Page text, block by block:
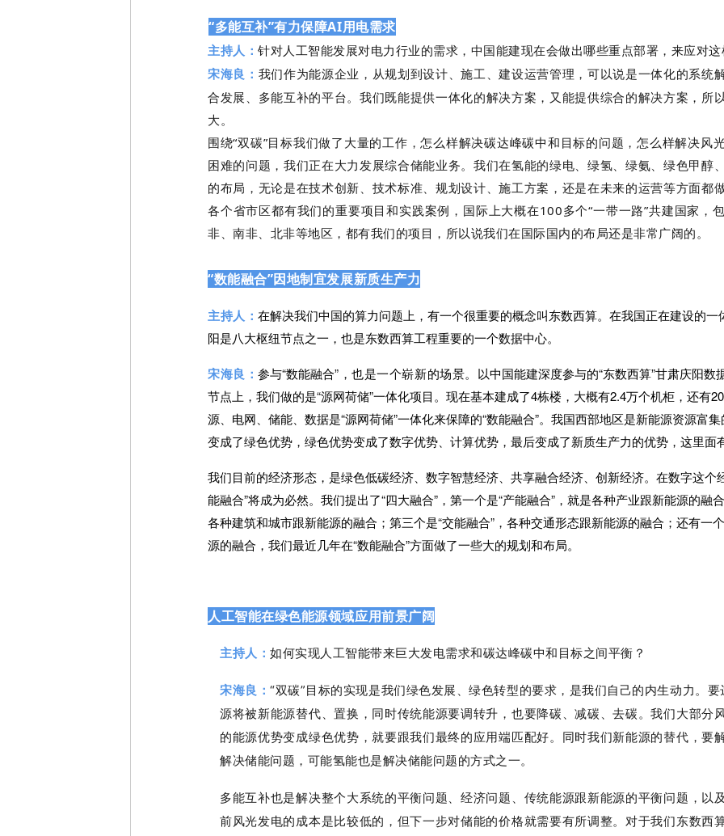
“多能互补”有力保障AI用电需求
主持人： 针对人工智能发展对电力行业的需求，中国能建现在会做出哪些重点部署，来应对
宋海良： 我们作为能源企业，从规划到设计、施工、建设运营管理，可以说是一体化的系统
合发展、多能互补的平台。我们既能提供一体化的解决方案，又能提供综合的解决方案，所
大。
围绕“双碳”目标我们做了大量的工作，怎么样解决碳达峰碳中和 目标的问题，怎么样解决风
困难的问题，我们正在大力发展综合储能业务。我们在氢能的绿电、绿氢、绿氨、绿色甲醇
的布局，无论是在技术创新、技术标准、规划设计、施工方案，还是在未来的运营等方面都
各个省市区都有我们的重要项目和实践案例，国际上大概在100多个“一带一路”共建国家，
非、南非、北非等地区，都有我们的项目，所以说我们在国际国内的布局还是非常广阔的。
“数能融合”因地制宜发展新质生产力
主持人： 在解决我们中国的算力问题上，有一个很重要的概念叫东数西算。在我国正在建设的
阳是八大枢纽节点之一，也是东数西算工程重要的一个数据中心。
宋海良： 参与“数能融合”，也是一个崭新的场景。 以中国能建深度参与的“东数西算”甘肃庆阳
节点上，我们做的是“源网荷储”一体化项目。现在基本建成了4栋楼，大概有2.4万个机柜，还有
源、电网、储能、数据是“源网荷储”一体化来保障的“数能融合”。我国西部地区是新能源资源富
变成了绿色优势，绿色优势变成了数字优势、计算优势，最后变成了新质生产力的优势，这里面
我们目前的经济形态，是绿色低碳经济、数字智慧经济、共享融合经济、创新经济。在数字这个
能融合”将成为必然。我们提出了“四大融合”，第一个是“产能融合”，就是各种产业跟新能源的融
各种建筑和城市跟新能源的融合；第三个是“交能融合”，各种交通形态跟新能源的融合；还有一
源的融合，我们最近几年在“数能融合”方面做了一些大的规划和布局。
人工智能在绿色能源领域应用前景广阔
主持人： 如何实现人工智能带来巨大发电需求和碳达峰碳中和目标之间平衡？
宋海良：“双碳”目标的实现是我们绿色发展、绿色转型的要求，是我们自己的内生动力。要
源将被新能源替代、置换，同时传统能源要调转升，也要降碳、减碳、去碳。我们大部分
的能源优势变成绿色优势，就要跟我们最终的应用端匹配好。同时我们新能源的替代，要
解决储能问题，可能氢能也是解决储能问题的方式之一。
多能互补也是解决整个大系统的平衡问题、经济问题、传统能源跟新能源的平衡问题，以
前风光发电的成本是比较低的，但下一步对储能的价格就需要有所调整。对于我们东数西